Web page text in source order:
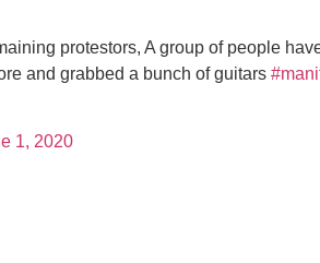
protestors, A group of people
and grabbed a bunch of guitars
1, 2020